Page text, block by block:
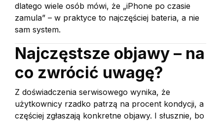
dlatego wiele osób mówi, że „iPhone po czasie
zamula” – w praktyce to najczęściej bateria, a nie
sam system.
Najczęstsze objawy – na
co zwrócić uwagę?
Z doświadczenia serwisowego wynika, że
użytkownicy rzadko patrzą na procent kondycji, a
częściej zgłaszają konkretne objawy. I słusznie, bo